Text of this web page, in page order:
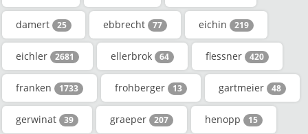
damert 25 ebbrecht 77 eichin 219
eichler 2681 ellerbrok 64 flessner 420
franken 1733 frohberger 13 gartmeier 48
gerwinat 39 graeper 207 henopp 15